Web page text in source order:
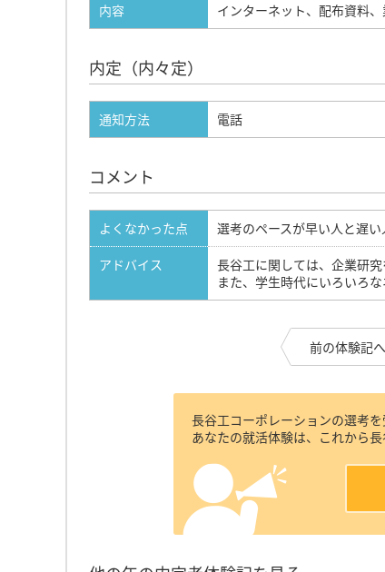
内容 インターネット、配布資料
内定（内々定）
通知方法 電話
コメント
よくなかった点
選考のペースが早い人と遅い
アドバイス
長谷工に関しては、企業研
また、学生時代にいろいろ
前の体験記へ
長谷工コーポレーションの選考
あなたの就活体験は、これから